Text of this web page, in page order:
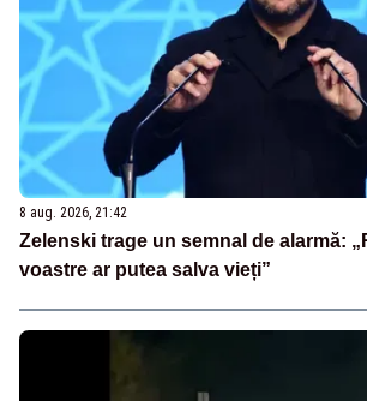
8 aug. 2026, 21:42
Zelenski trage un semnal de alarmă:
voastre ar putea salva vieți”